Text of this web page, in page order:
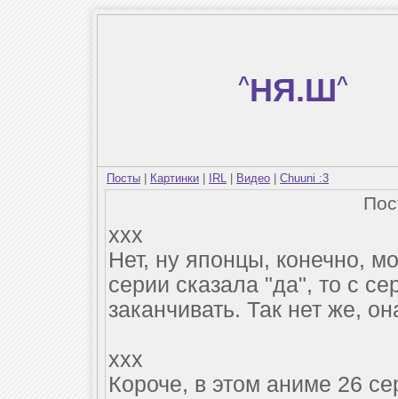
^НЯ.Ш^
Посты Картинки IRL Видео Chuuni :3
xxx
Нет, ну японцы, конечно,
серии сказала "да", то с
заканчивать. Так нет же,
xxx
Короче, в этом аниме 26